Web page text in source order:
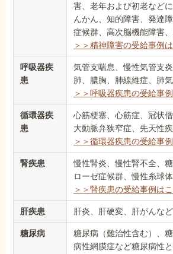
害、老年および初老など
んかん、知的障害、発達
症候群、高次脳機能障害
＞＞精神障害の受給事例
呼吸器疾
患
気管支喘息、慢性気管支
肺、膿胸、肺線維症、肺
＞＞呼吸器疾患の受給事
循環器疾
患
心筋梗塞、心筋症、冠状
大動脈弁狭窄症、先天性
＞＞循環器疾患の受給事
腎疾患
慢性腎炎、慢性腎不全、
ローゼ症候群、慢性糸球
＞＞腎疾患の受給事例は
肝疾患 肝炎、肝硬変、肝がんなど
糖尿病
糖尿病（難治性含む）、
病性網膜症など糖尿病性